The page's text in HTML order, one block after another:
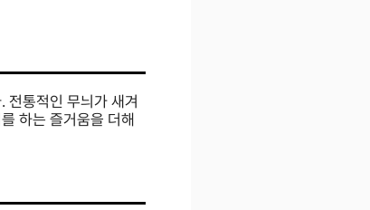
전통적인 무늬가 새겨
하는 즐거움을 더해